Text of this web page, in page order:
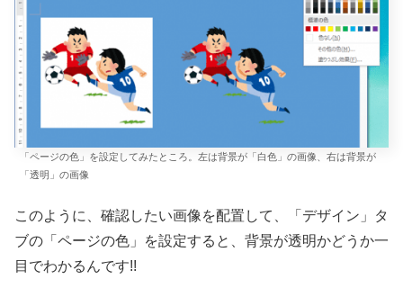
「ページの色」を設定してみたところ。左は背景が「白色」の画像、右は背景が
「透明」の画像
このように、確認したい画像を配置して、「デザイン」タ
ブの「ページの色」を設定すると、背景が透明かどうか一
目でわかるんです!!